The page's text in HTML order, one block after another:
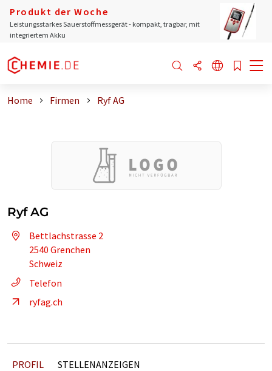
Produkt der Woche
Leistungsstarkes Sauerstoffmessgerät - kompakt, tragbar, mit
integriertem Akku
Home Firmen Ryf AG
Ryf AG
Bettlachstrasse 2
2540 Grenchen
Schweiz
Telefon
ryfag.ch
PROFIL STELLENANZEIGEN